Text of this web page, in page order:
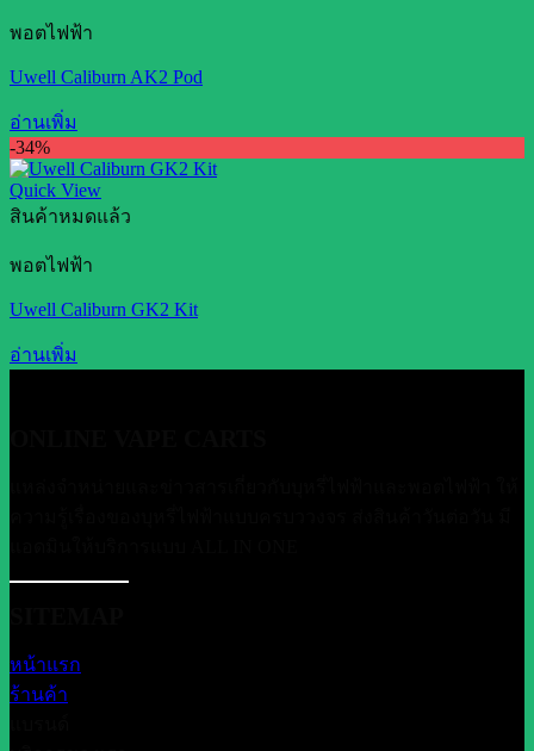
พอตไฟฟ้า
Uwell Caliburn AK2 Pod
อ่านเพิ่ม
-34%
Quick View
สินค้าหมดแล้ว
พอตไฟฟ้า
Uwell Caliburn GK2 Kit
อ่านเพิ่ม
หน้าแรก
ร้านค้า